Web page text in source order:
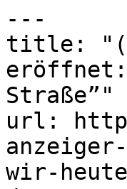
---
title:
eröffnet:
Straße”"
url:
wir-